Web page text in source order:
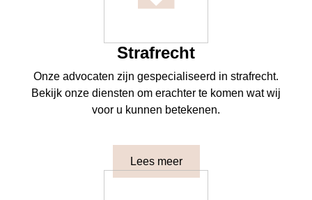
Strafrecht
Onze advocaten zijn gespecialiseerd in strafrecht.
Bekijk onze diensten om erachter te komen wat wij
voor u kunnen betekenen.
Lees meer